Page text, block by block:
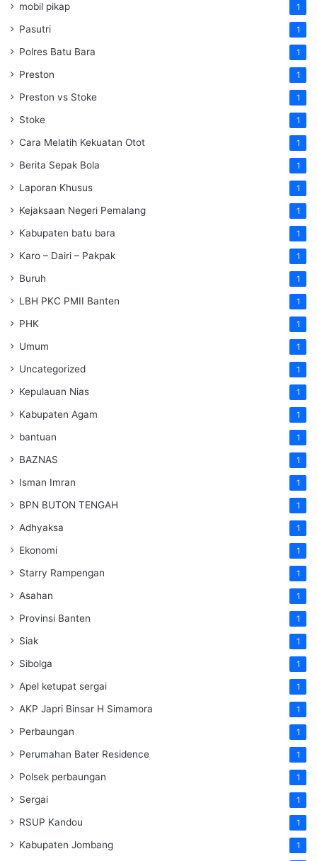
mobil pikap 1
Pasutri 1
Polres Batu Bara 1
Preston 1
Preston vs Stoke 1
Stoke 1
Cara Melatih Kekuatan Otot 1
Berita Sepak Bola 1
Laporan Khusus 1
Kejaksaan Negeri Pemalang 1
Kabupaten batu bara 1
Karo – Dairi – Pakpak 1
Buruh 1
LBH PKC PMII Banten 1
PHK 1
Umum 1
Uncategorized 1
Kepulauan Nias 1
Kabupaten Agam 1
bantuan 1
BAZNAS 1
Isman Imran 1
BPN BUTON TENGAH 1
Adhyaksa 1
Ekonomi 1
Starry Rampengan 1
Asahan 1
Provinsi Banten 1
Siak 1
Sibolga 1
Apel ketupat sergai 1
AKP Japri Binsar H Simamora 1
Perbaungan 1
Perumahan Bater Residence 1
Polsek perbaungan 1
Sergai 1
RSUP Kandou 1
Kabupaten Jombang 1